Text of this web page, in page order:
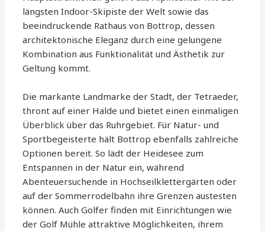
längsten Indoor-Skipiste der Welt sowie das
beeindruckende Rathaus von Bottrop, dessen
architektonische Eleganz durch eine gelungene
Kombination aus Funktionalität und Ästhetik zur
Geltung kommt.
Die markante Landmarke der Stadt, der Tetraeder,
thront auf einer Halde und bietet einen einmaligen
Überblick über das Ruhrgebiet. Für Natur- und
Sportbegeisterte hält Bottrop ebenfalls zahlreiche
Optionen bereit. So lädt der Heidesee zum
Entspannen in der Natur ein, während
Abenteuersuchende in Hochseilklettergärten oder
auf der Sommerrodelbahn ihre Grenzen austesten
können. Auch Golfer finden mit Einrichtungen wie
der Golf Mühle attraktive Möglichkeiten, ihrem